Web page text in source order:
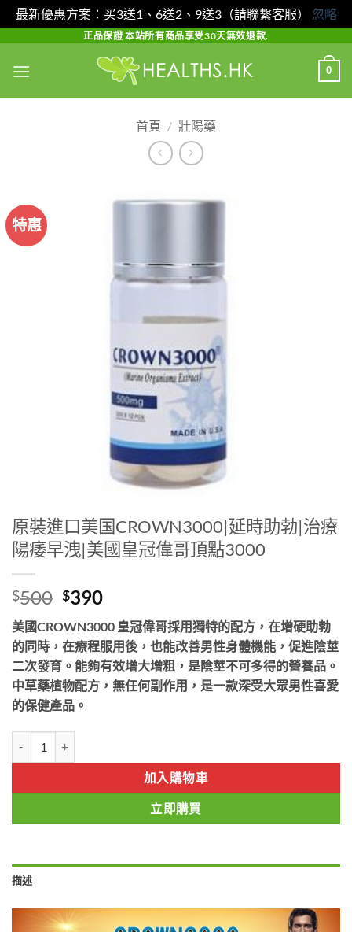
最新優惠方案：买3送1、6送2、9送3（請聯繫客服） 忽略
content
正品保證 本站所有商品享受30天無效退款.
0
首頁 / 壯陽藥
特惠
原裝進口美国CROWN3000|延時助勃|治療
陽痿早洩|美國皇冠偉哥頂點3000
$500 Original
was:
$500.
$390Current
price
is:
$390.
美國CROWN3000 皇冠偉哥採用獨特的配方，在增硬助勃
的同時，在療程服用後，也能改善男性身體機能，促進陰莖
二次發育。能夠有效增大增粗，是陰莖不可多得的營養品。
中草藥植物配方，無任何副作用，是一款深受大眾男性喜愛
的保健產品。
加入購物車
立即購買
描述